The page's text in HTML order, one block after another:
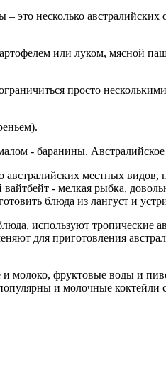
это несколько
или луком, мясной
просто
- баранины.
австралийских местных
- мелкая рыбка,
блюда из лангуст и
используют тропические
для приготовления
фруктовые воды и
и молочные